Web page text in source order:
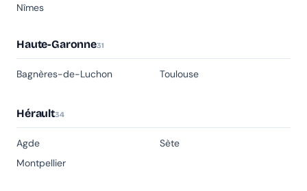
Nîmes
Haute-Garonne31
Bagnères-de-Luchon Toulouse
Hérault34
Agde
Montpellier
Sète